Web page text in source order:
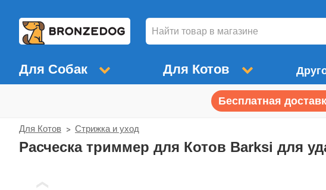
Для Собак Для Котов
Бесплатная
Для Котов Стрижка и уход
Расческа триммер для Котов Barksi для